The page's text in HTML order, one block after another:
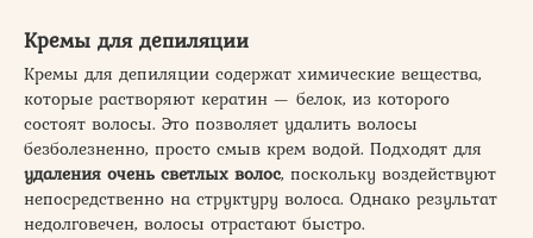
Кремы для депиляции
Кремы для депиляции содержат химические вещества,
которые растворяют кератин — белок, из которого
состоят волосы. Это позволяет удалить волосы
безболезненно, просто смыв крем водой. Подходят для
удаления очень светлых волос, поскольку воздействуют
непосредственно на структуру волоса. Однако результат
недолговечен, волосы отрастают быстро.